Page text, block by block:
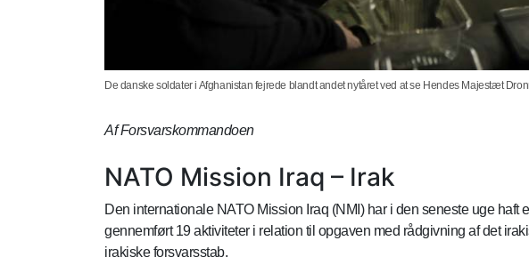
De danske soldater i Afghanistan fejrede blandt andet nytåret ved at se Hendes Majestæt
Af Forsvarskommandoen
NATO Mission Iraq – Irak
Den internationale NATO Mission Iraq (NMI) har i den seneste uge haft
gennemført 19 aktiviteter i relation til opgaven med rådgivning af det
irakiske forsvarsstab.